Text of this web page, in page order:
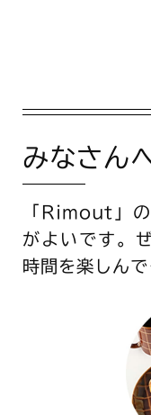
みなさん
「Rimout」
がよいです。
時間を楽しんで